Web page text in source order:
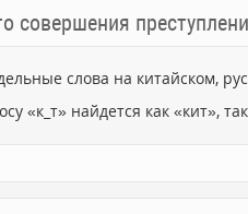
совершения
слова на китайском,
«к_т» найдется как «кит»,